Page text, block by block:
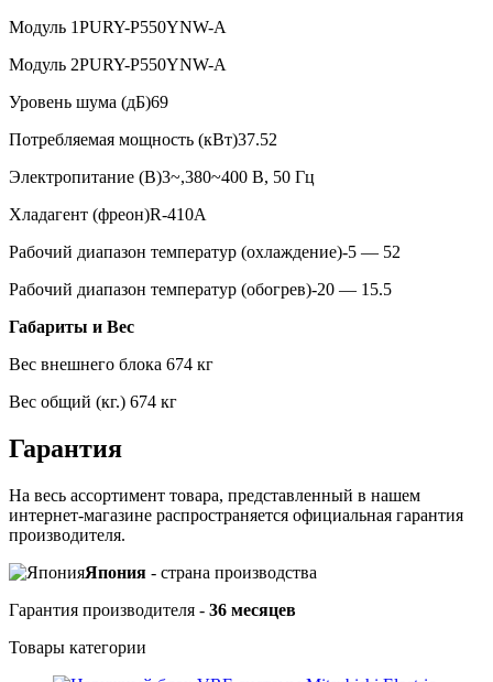
Модуль 1PURY-P550YNW-A
Модуль 2PURY-P550YNW-A
Уровень шума (дБ)69
Потребляемая мощность (кВт)37.52
Электропитание (В)3~,380~400 В, 50 Гц
Хладагент (фреон)R-410A
Рабочий диапазон температур (охлаждение)-5 — 52
Рабочий диапазон температур (обогрев)-20 — 15.5
Габариты и Вес
Вес внешнего блока 674 кг
Вес общий (кг.) 674 кг
Гарантия
На весь ассортимент товара, представленный в нашем
интернет-магазине распространяется официальная гарантия
производителя.
Япония - cтрана производства
Гарантия производителя - 36 месяцев
Товары категории